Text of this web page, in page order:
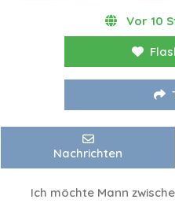
Vor 10
Nachrichten
Ich möchte Mann